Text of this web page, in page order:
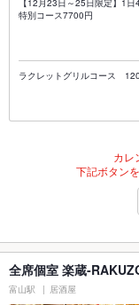
【12月23日～25日限定】1
特別コース7700円
ラクレットグリルコース
カレ
下記ボタン
全席個室 楽蔵
富山駅 居酒屋